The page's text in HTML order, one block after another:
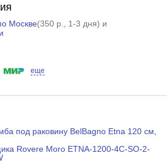
Москве(350 р.
, 1-3 дня) и
еще
под раковину BelBagno Etna 120 см,
Rovere Moro ETNA-1200-4C-SO-2-